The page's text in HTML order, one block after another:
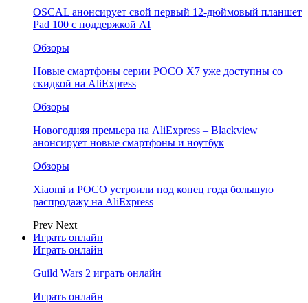
OSCAL анонсирует свой первый 12-дюймовый планшет
Pad 100 с поддержкой AI
Обзоры
Новые смартфоны серии POCO X7 уже доступны со
скидкой на AliExpress
Обзоры
Новогодняя премьера на AliExpress – Blackview
анонсирует новые смартфоны и ноутбук
Обзоры
Xiaomi и POCO устроили под конец года большую
распродажу на AliExpress
Prev Next
Играть онлайн
Играть онлайн
Guild Wars 2 играть онлайн
Играть онлайн